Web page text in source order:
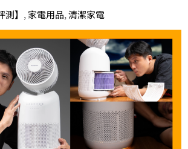
測】 , 家電用品,清潔家電